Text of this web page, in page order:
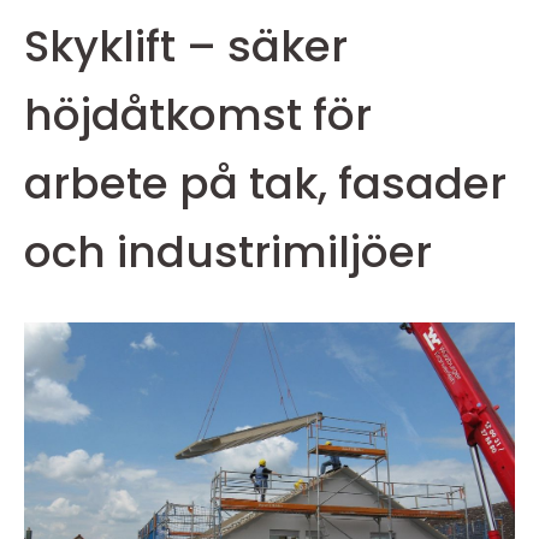
Skyklift – säker
höjdåtkomst för
arbete på tak, fasader
och industrimiljöer